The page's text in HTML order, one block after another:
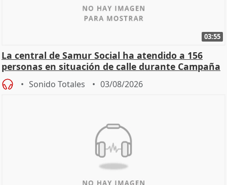
03:55
La central de Samur Social ha atendido a 156
personas en situación de calle durante Campaña
de Calor
Sonido Totales 03/08/2026